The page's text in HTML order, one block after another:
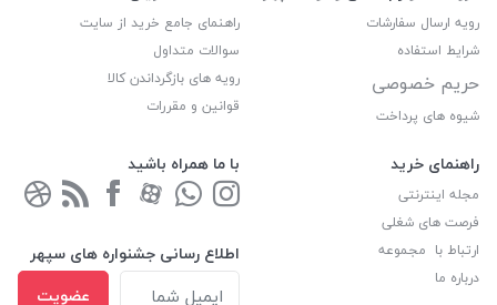
رویه ارسال سفارشات
شرایط استفاده
حریم خصوصی
شیوه های پرداخت
راهنمای جامع خرید از سایت
سوالات متداول
رویه های بازگرداندن کالا
قوانین و مقررات
راهنمای خرید
مجله اینترنتی
فرصت های شغلی
ارتباط با مجموعه
درباره ما
با ما همراه باشید
اطلاع رسانی جشنواره های سپهر
عضویت